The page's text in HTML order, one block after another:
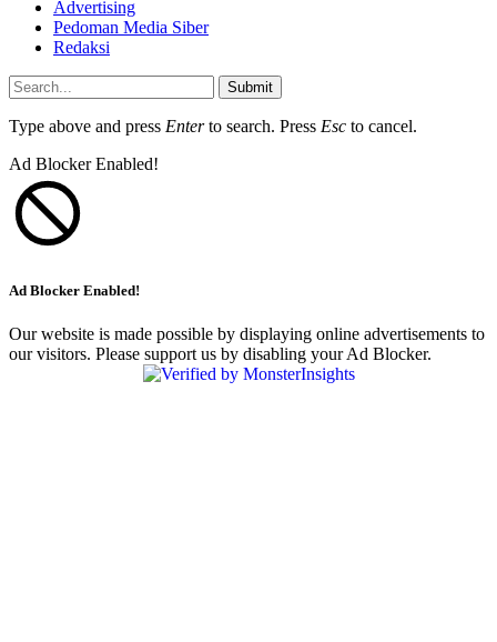
Advertising
Pedoman Media Siber
Redaksi
Submit
Type above and press Enterto search. Press Esc to cancel.
Ad Blocker Enabled!
Ad Blocker Enabled!
Our website is made possible by displaying online advertisements to
our visitors. Please support us by disabling your Ad Blocker.